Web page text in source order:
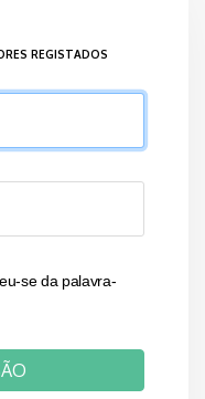
REGISTADOS
se da palavra-